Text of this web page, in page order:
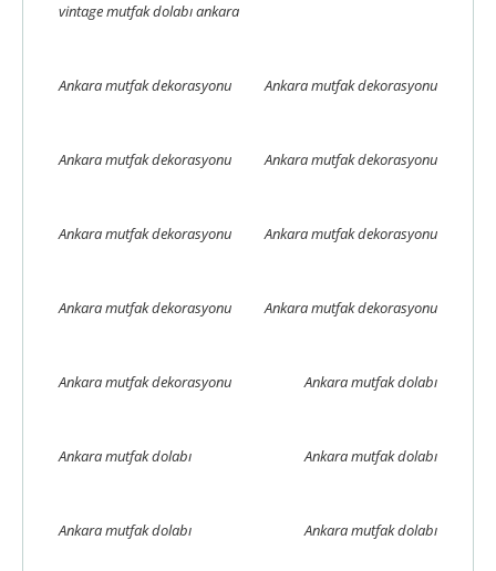
vintage mutfak dolabı ankara
Ankara mutfak dekorasyonu Ankara mutfak dekorasyonu
Ankara mutfak dekorasyonu Ankara mutfak dekorasyonu
Ankara mutfak dekorasyonu Ankara mutfak dekorasyonu
Ankara mutfak dekorasyonu Ankara mutfak dekorasyonu
Ankara mutfak dekorasyonu Ankara mutfak dolabı
Ankara mutfak dolabı Ankara mutfak dolabı
Ankara mutfak dolabı Ankara mutfak dolabı